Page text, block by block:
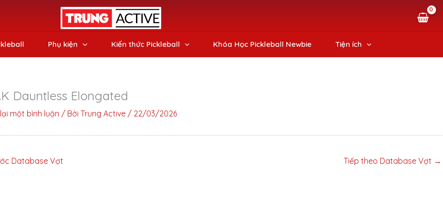
Phụ kiện Kiến thức Pickleball Khóa Học Pickleball Newbie Tiện ích
Dauntless Elongated
một bình luận / BởiTrung Active / 22/03/2026
Database Vợt Tiếp theo Database Vợt →